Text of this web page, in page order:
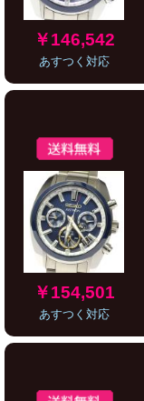
￥146,542
あすつく対応
￥154,501
あすつく対応